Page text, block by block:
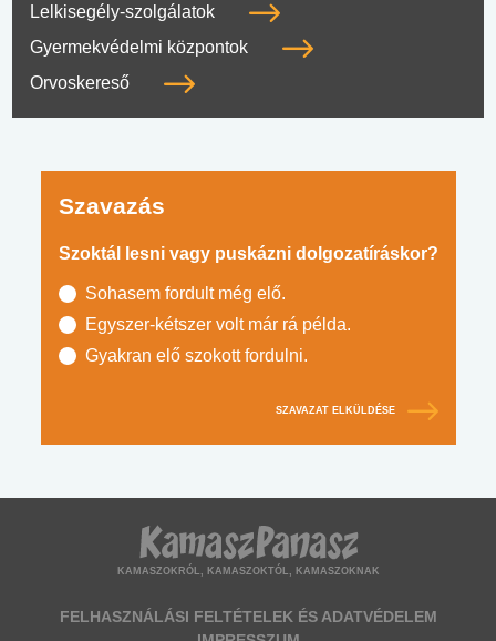
Lelkisegély-szolgálatok
Gyermekvédelmi központok
Orvoskereső
Szavazás
Szoktál lesni vagy puskázni dolgozatíráskor?
Sohasem fordult még elő.
Egyszer-kétszer volt már rá példa.
Gyakran elő szokott fordulni.
SZAVAZAT ELKÜLDÉSE
KAMASZOKRÓL, KAMASZOKTÓL, KAMASZOKNAK
FELHASZNÁLÁSI FELTÉTELEK ÉS ADATVÉDELEM